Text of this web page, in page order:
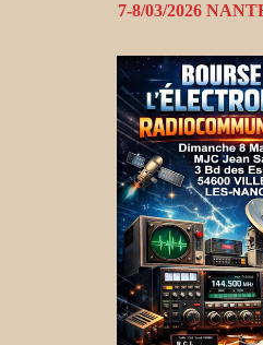
7-8/03/2026